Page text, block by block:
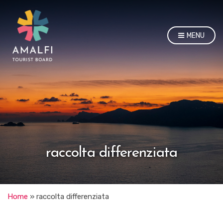
MENU
raccolta differenziata
Home » raccolta differenziata